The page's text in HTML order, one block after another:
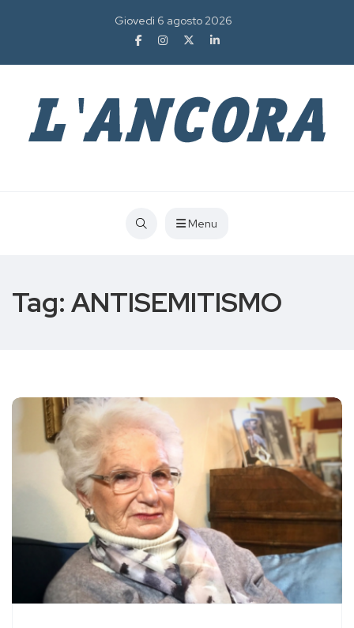
Giovedì 6 agosto 2026
Menu
Tag: ANTISEMITISMO